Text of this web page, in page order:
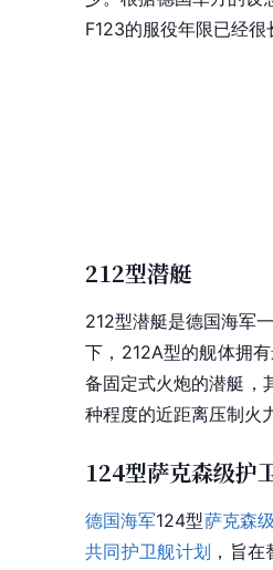
F123的服役年限已经
212型潜艇
212型潜艇是德国海军
下，212A型的舰体拥
备固定式火炮的潜艇，
种程度的近距离压制火
124型萨克森级护
德国海军124型萨克森
共同护卫舰计划 ，旨在